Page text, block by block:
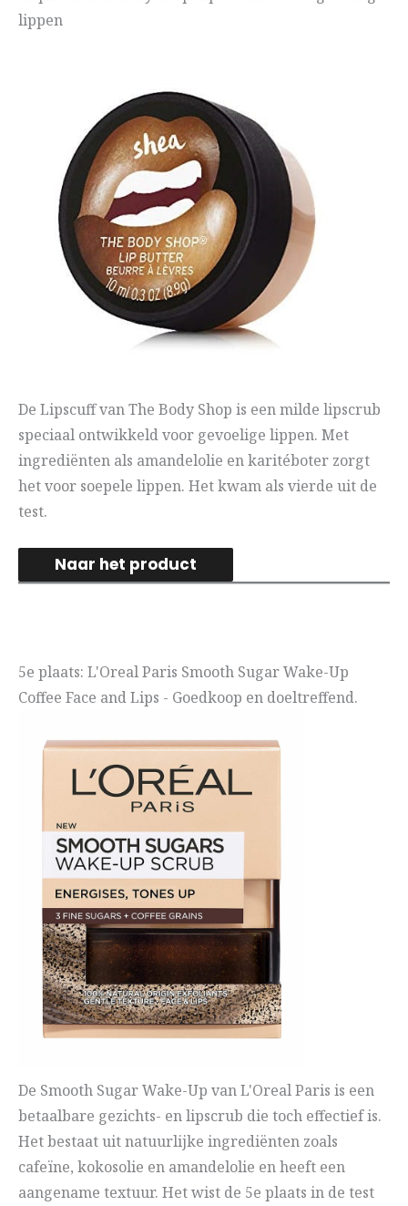
lippen
De Lipscuff van The Body Shop is een milde lipscrub
speciaal ontwikkeld voor gevoelige lippen. Met
ingrediënten als amandelolie en karitéboter zorgt
het voor soepele lippen. Het kwam als vierde uit de
test.
Naar het product
5e plaats: L'Oreal Paris Smooth Sugar Wake-Up
Coffee Face and Lips - Goedkoop en doeltreffend.
De Smooth Sugar Wake-Up van L'Oreal Paris is een
betaalbare gezichts- en lipscrub die toch effectief is.
Het bestaat uit natuurlijke ingrediënten zoals
cafeïne, kokosolie en amandelolie en heeft een
aangename textuur. Het wist de 5e plaats in de test